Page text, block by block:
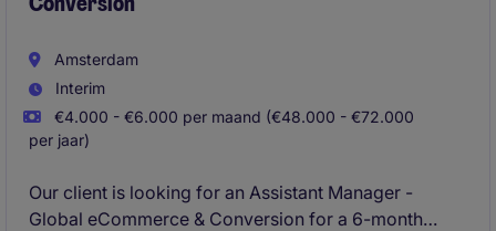
Amsterdam
Interim
€4.000 - €6.000 per maand (€48.000 - €72.000
per jaar)
Our client is looking for an Assistant Manager -
Global eCommerce & Conversion for a 6-month